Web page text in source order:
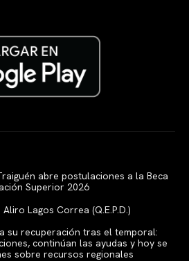
abre postulaciones a la Beca
Superior 2026
Lagos Correa (Q.E.P.D.)
su recuperación tras el temporal:
continúan las ayudas y hoy se
sobre recursos regionales